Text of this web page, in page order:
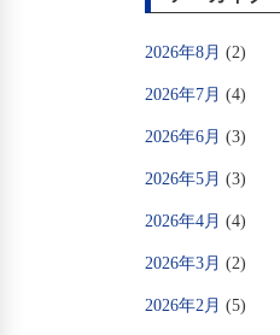
2026年8月 (2)
2026年7月 (4)
2026年6月 (3)
2026年5月 (3)
2026年4月 (4)
2026年3月 (2)
2026年2月 (5)